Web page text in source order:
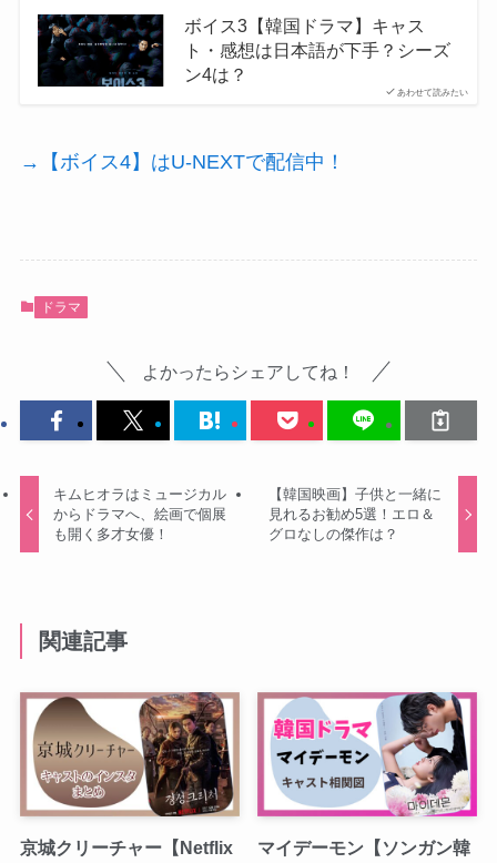
あわせて読みたい
ボイス3【韓国ドラマ】キャス
ト・感想は日本語が下手？シーズ
ン4は？
→【ボイス4】はU-NEXTで配信中！
ドラマ
よかったらシェアしてね！
キムヒオラはミュージカル
からドラマへ、絵画で個展
も開く多才女優！
【韓国映画】子供と一緒に
見れるお勧め5選！エロ＆
グロなしの傑作は？
関連記事
京城クリーチャー【Netflix
マイデーモン【ソンガン韓